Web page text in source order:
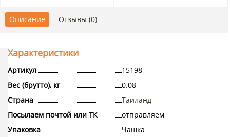
Описание Отзывы (0)
Характеристики
Артикул
15198
Вес (брутто), кг
0.08
Страна
Таиланд
Посылаем почтой или ТК
отправляем
Упаковка
Чашка